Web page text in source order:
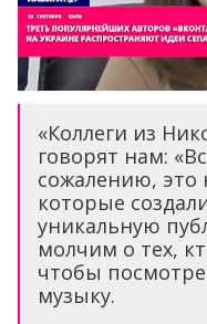
«Коллеги из
говорят нам:
сожалению, это
которые
уникальную
молчим о тех,
чтобы
музыку.